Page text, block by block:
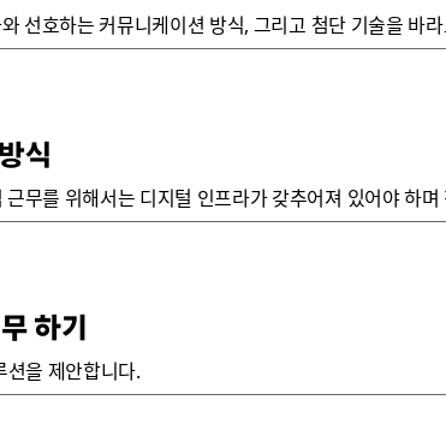
선호하는 커뮤니케이션 방식, 그리고 첨단 기술을 바
식
무를 위해서는 디지털 인프라가 갖추어져 있어야 하
하기
을 제안합니다.